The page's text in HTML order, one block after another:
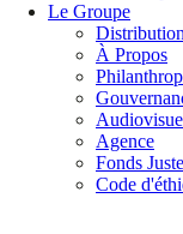
Le Groupe
Distribution
À Propos
Agence
Fonds
Code